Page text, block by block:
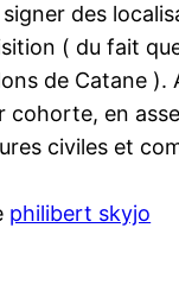
des
( du fait
de Catane
cohorte, en
civiles et
philibert skyjo